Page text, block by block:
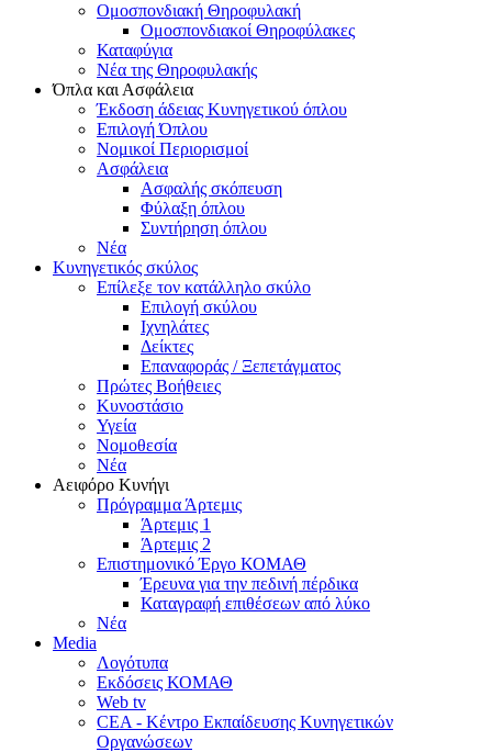
Ομοσπονδιακή Θηροφυλακή
Oμοσπονδιακοί Θηροφύλακες
Καταφύγια
Νέα της Θηροφυλακής
Όπλα και Ασφάλεια
Έκδοση άδειας Κυνηγετικού όπλου
Επιλογή Όπλου
Νομικοί Περιορισμοί
Ασφάλεια
Ασφαλής σκόπευση
Φύλαξη όπλου
Συντήρηση όπλου
Νέα
Κυνηγετικός σκύλος
Επίλεξε τον κατάλληλο σκύλο
Επιλογή σκύλου
Ιχνηλάτες
Δείκτες
Επαναφοράς / Ξεπετάγματος
Πρώτες Βοήθειες
Κυνοστάσιο
Υγεία
Νομοθεσία
Νέα
Αειφόρο Κυνήγι
Πρόγραμμα Άρτεμις
Άρτεμις 1
Άρτεμις 2
Επιστημονικό Έργο ΚΟΜΑΘ
Έρευνα για την πεδινή πέρδικα
Καταγραφή επιθέσεων από λύκο
Νέα
Media
Λογότυπα
Εκδόσεις ΚΟΜΑΘ
Web tv
CEA - Κέντρο Εκπαίδευσης Κυνηγετικών
Οργανώσεων